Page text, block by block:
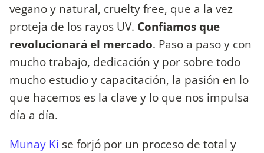
vegano y natural, cruelty free, que a la vez
proteja de los rayos UV. Confiamos que
revolucionará el mercado. Paso a paso y con
mucho trabajo, dedicación y por sobre todo
mucho estudio y capacitación, la pasión en lo
que hacemos es la clave y lo que nos impulsa
día a día.
Munay Ki se forjó por un proceso de total y